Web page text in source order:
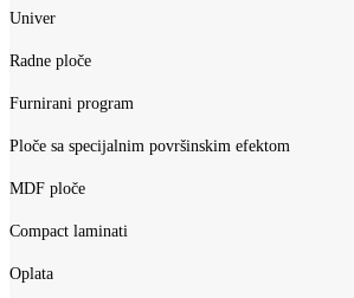
Univer
Radne ploče
Furnirani program
Ploče sa specijalnim površinskim efektom
MDF ploče
Compact laminati
Oplata